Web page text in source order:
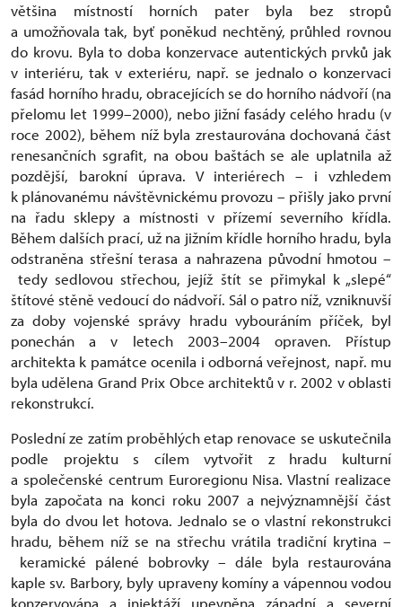
většina místností horních pater byla bez stropů
a umožňovala tak, byť poněkud nechtěný, průhled rovnou
do krovu. Byla to doba konzervace autentických prvků jak
v interiéru, tak v exteriéru, např. se jednalo o konzervaci
fasád horního hradu, obracejících se do horního nádvoří (na
přelomu let 1999–2000), nebo jižní fasády celého hradu (v
roce 2002), během níž byla zrestaurována dochovaná část
renesančních sgrafit, na obou baštách se ale uplatnila až
pozdější, barokní úprava. V interiérech – i vzhledem
k plánovanému návštěvnickému provozu – přišly jako první
na řadu sklepy a místnosti v přízemí severního křídla.
Během dalších prací, už na jižním křídle horního hradu, byla
odstraněna střešní terasa a nahrazena původní hmotou –
tedy sedlovou střechou, jejíž štít se přimykal k „slepé“
štítové stěně vedoucí do nádvoří. Sál o patro níž, vzniknuvší
za doby vojenské správy hradu vybouráním příček, byl
ponechán a v letech 2003–2004 opraven. Přístup
architekta k památce ocenila i odborná veřejnost, např. mu
byla udělena Grand Prix Obce architektů v r. 2002 v oblasti
rekonstrukcí.
Poslední ze zatím proběhlých etap renovace se uskutečnila
podle projektu s cílem vytvořit z hradu kulturní
a společenské centrum Euroregionu Nisa. Vlastní realizace
byla započata na konci roku 2007 a nejvýznamnější část
byla do dvou let hotova. Jednalo se o vlastní rekonstrukci
hradu, během níž se na střechu vrátila tradiční krytina –
keramické pálené bobrovky – dále byla restaurována
kaple sv. Barbory, byly upraveny komíny a vápennou vodou
konzervována a injektáží upevněna západní a severní